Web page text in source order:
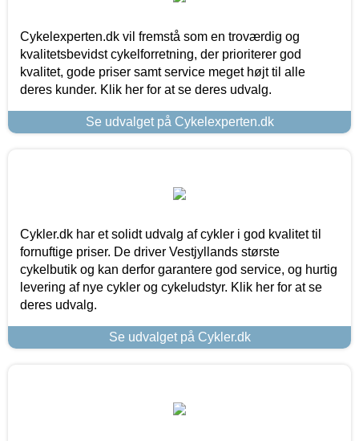
Cykelexperten.dk vil fremstå som en troværdig og
kvalitetsbevidst cykelforretning, der prioriterer god
kvalitet, gode priser samt service meget højt til alle
deres kunder. Klik her for at se deres udvalg.
Se udvalget på Cykelexperten.dk
Cykler.dk har et solidt udvalg af cykler i god kvalitet til
fornuftige priser. De driver Vestjyllands største
cykelbutik og kan derfor garantere god service, og hurtig
levering af nye cykler og cykeludstyr. Klik her for at se
deres udvalg.
Se udvalget på Cykler.dk